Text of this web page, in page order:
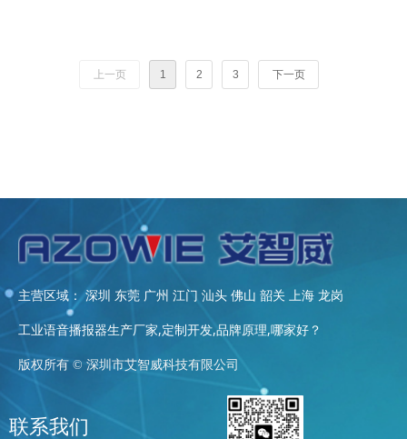
上一页 1 2 3 下一页
联系我们
版权所有 © 深圳市艾智威科技有限公司
主营区域： 深圳 东莞 广州 江门 汕头 佛山 韶关 上海 龙岗
工业语音播报器生产厂家,定制开发,品牌原理,哪家好？